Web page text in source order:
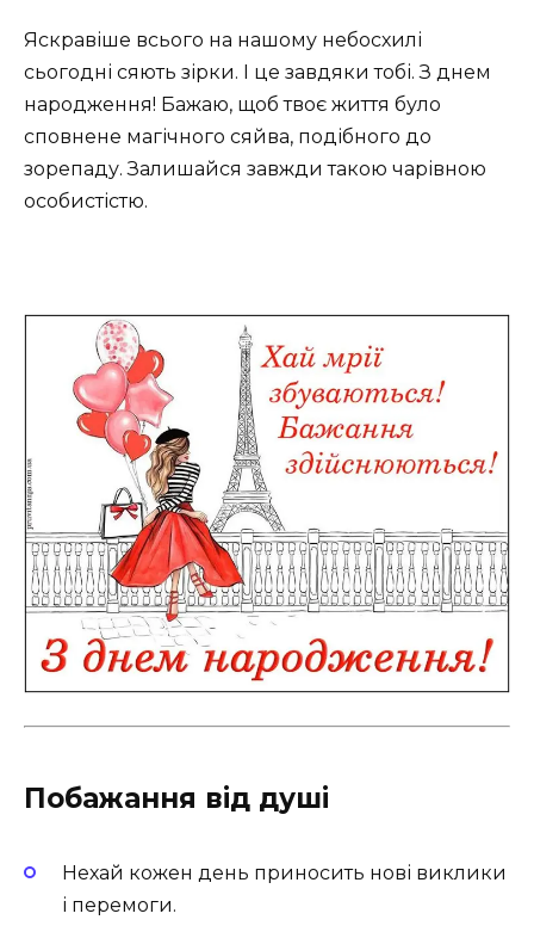
Яскравіше всього на нашому небосхилі
сьогодні сяють зірки. І це завдяки тобі. З днем
народження! Бажаю, щоб твоє життя було
сповнене магічного сяйва, подібного до
зорепаду. Залишайся завжди такою чарівною
особистістю.
Побажання від душі
Нехай кожен день приносить нові виклики
і перемоги.